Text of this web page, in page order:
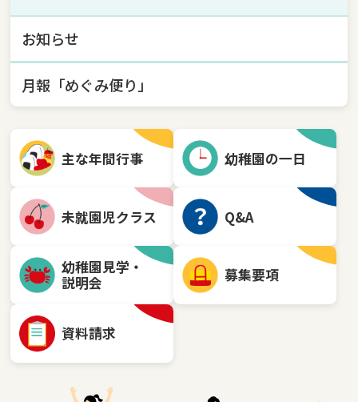
お知らせ
月報「めぐみ便り」
主な年間行事 幼稚園の一日
未就園児クラス Q&A
幼稚園見学・
説明会
募集要項
資料請求